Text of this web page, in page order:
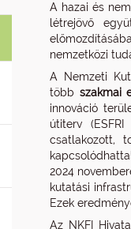
A hazai és
létrejövő
nemzetközi
A Nemzeti
több szakmai
innováció
útiterv
csatlakozott,
2024
kutatási
Ezek
Az NKFI